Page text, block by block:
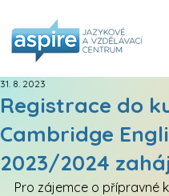
Registrace do
Cambridge
2023/2024
31. 8. 2023
Pro zájemce o přípravné